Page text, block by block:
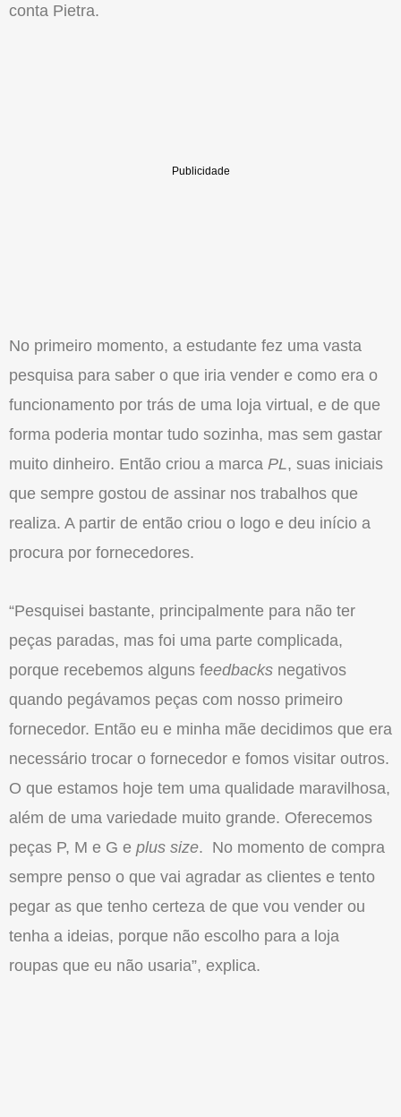
conta Pietra.
No primeiro momento, a estudante fez uma vasta
pesquisa para saber o que iria vender e como era o
funcionamento por trás de uma loja virtual, e de que
forma poderia montar tudo sozinha, mas sem gastar
muito dinheiro. Então criou a marca PL, suas iniciais
que sempre gostou de assinar nos trabalhos que
realiza. A partir de então criou o logo e deu início a
procura por fornecedores.
“Pesquisei bastante, principalmente para não ter
peças paradas, mas foi uma parte complicada,
porque recebemos alguns feedbacks negativos
quando pegávamos peças com nosso primeiro
fornecedor. Então eu e minha mãe decidimos que era
necessário trocar o fornecedor e fomos visitar outros.
O que estamos hoje tem uma qualidade maravilhosa,
além de uma variedade muito grande. Oferecemos
peças P, M e G e plus size. No momento de compra
sempre penso o que vai agradar as clientes e tento
pegar as que tenho certeza de que vou vender ou
tenha a ideias, porque não escolho para a loja
roupas que eu não usaria”, explica.